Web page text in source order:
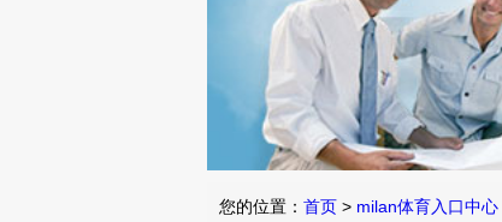
Next
您的位置： 首页 > milan体育入口中心